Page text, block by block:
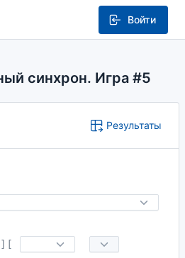
Войти
синхрон. Игра #5
Результаты
] [